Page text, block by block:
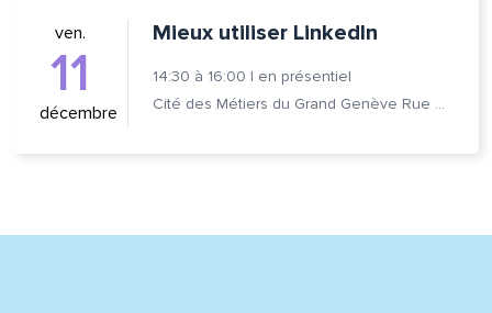
ven.
11
décembre
Mieux utiliser LinkedIn
14:30 à 16:00 | en présentiel
Cité des Métiers du Grand Genève Rue Prévost-Martin 6 1205 Genève